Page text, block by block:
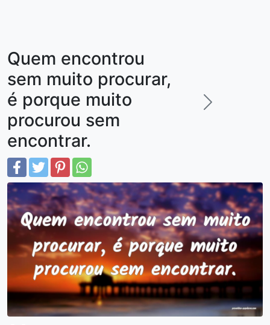
Quem encontrou
sem muito procurar,
é porque muito
procurou sem
encontrar.